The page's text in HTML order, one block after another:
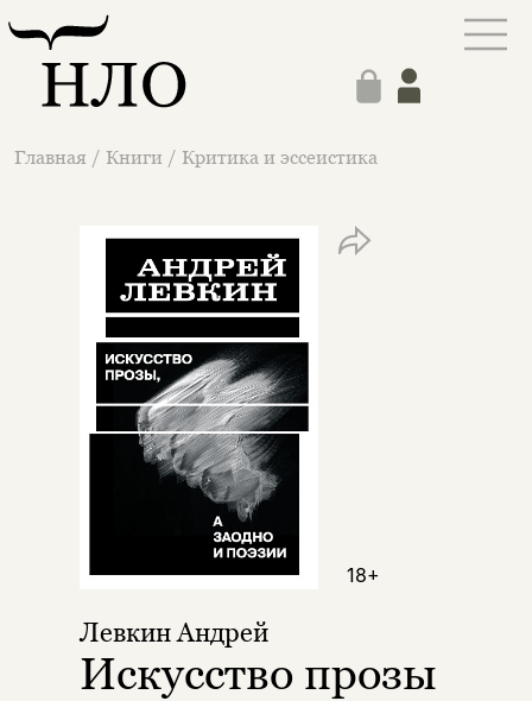
Главная / Книги / Критика и эссеистика
Левкин Андрей
Искусство прозы
18+